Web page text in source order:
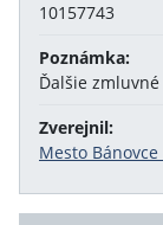
10157743
Poznámka:
Ďalšie zmluvné
Zverejnil:
Mesto